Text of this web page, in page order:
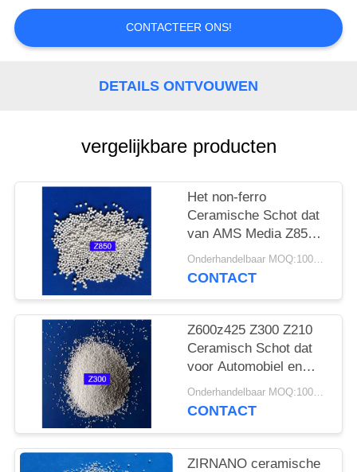
SITEMAP
PRIVACYBELEID
CONTACTEER ONS!
DETAILS ONTVOUWEN
vergelijkbare producten
Het non-ferro
Ceramische Schot dat
van AMS Media Z850
Z600 Z425 voor
Motoren en Wielhub
Onderhandelbaar MOQ:100KGS
CONTACT
Z600z425 Z300 Z210
Ceramisch Schot dat
voor Automobiel en
Ruimtevaartindustrie
uithamert
Onderhandelbaar MOQ:100KGS
CONTACT
ZIRNANO ceramische